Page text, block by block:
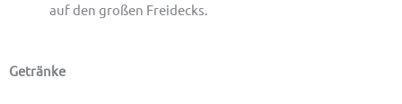
auf den großen Freidecks.
Getränke